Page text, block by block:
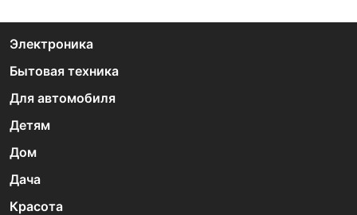
Электроника
Бытовая техника
Для автомобиля
Детям
Дом
Дача
Красота